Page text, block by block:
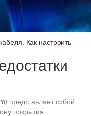
Как настроить
представляет собой
покрытия